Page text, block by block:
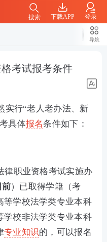
下载APP 登录
搜索
导航
考试报考条件
实行“老人老办法、新
具体报名条件如下：
律职业资格考试实施办
前）已取得学籍（考
等学校法学类专业本科
学校非法学类专业本科
专业知识的，可以报名